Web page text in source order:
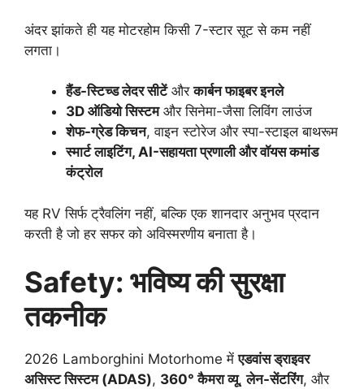
अंदर झांकते ही यह मोटरहोम किसी 7-स्टार सूट से कम नहीं
लगता।
हैंड-स्टिच्ड लेदर सीटेंऔरकार्बन फाइबर इनले
3D ऑडियो सिस्टमऔर सिनेमा-जैसा लिविंग लाउंज
शेफ-ग्रेड किचन, वाइन स्टोरेज और स्पा-स्टाइल बाथरूम
स्मार्ट लाइटिंग, AI-सहायता प्रणाली और वॉयस कमांड
कंट्रोल
यह RV सिर्फ ट्रैवलिंग नहीं, बल्कि एक शानदार अनुभव प्रदान
करती है जो हर सफर को अविस्मरणीय बनाता है।
Safety: भविष्य की सुरक्षा
तकनीक
2026 Lamborghini Motorhome मेंएडवांस ड्राइवर
असिस्ट सिस्टम (ADAS), 360° कैमरा व्यू,लेन-सेंटरिंग, और